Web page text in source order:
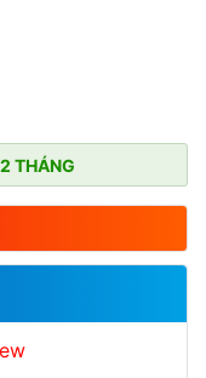
THÁNG